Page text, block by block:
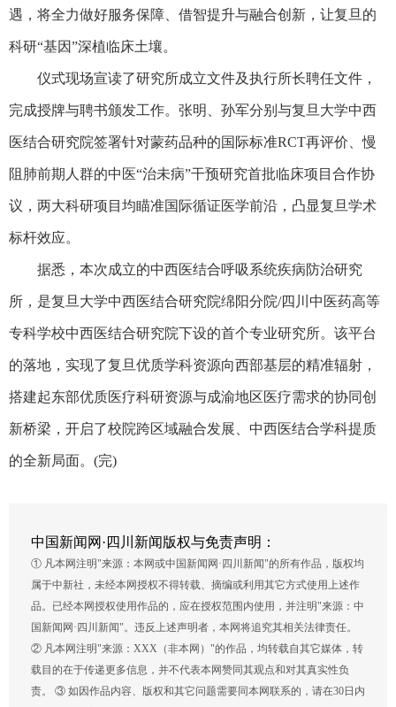
遇，将全力做好服务保障、借智提升与融合创新，让复旦的
科研“基因”深植临床土壤。
仪式现场宣读了研究所成立文件及执行所长聘任文件，
完成授牌与聘书颁发工作。张明、孙军分别与复旦大学中西
医结合研究院签署针对蒙药品种的国际标准RCT再评价、慢
阻肺前期人群的中医“治未病”干预研究首批临床项目合作协
议，两大科研项目均瞄准国际循证医学前沿，凸显复旦学术
标杆效应。
据悉，本次成立的中西医结合呼吸系统疾病防治研究
所，是复旦大学中西医结合研究院绵阳分院/四川中医药高等
专科学校中西医结合研究院下设的首个专业研究所。该平台
的落地，实现了复旦优质学科资源向西部基层的精准辐射，
搭建起东部优质医疗科研资源与成渝地区医疗需求的协同创
新桥梁，开启了校院跨区域融合发展、中西医结合学科提质
的全新局面。(完)
中国新闻网·四川新闻版权与免责声明：
① 凡本网注明"来源：本网或中国新闻网·四川新闻"的所有作品，版权均
属于中新社，未经本网授权不得转载、摘编或利用其它方式使用上述作
品。已经本网授权使用作品的，应在授权范围内使用，并注明"来源：中
国新闻网·四川新闻"。违反上述声明者，本网将追究其相关法律责任。
② 凡本网注明"来源：XXX（非本网）"的作品，均转载自其它媒体，转
载目的在于传递更多信息，并不代表本网赞同其观点和对其真实性负
责。 ③ 如因作品内容、版权和其它问题需要同本网联系的，请在30日内